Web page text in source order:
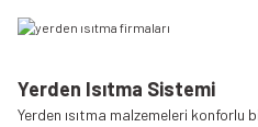
Yerden Isıtma Sistemi
Yerden ısıtma malzemeleri konforlu